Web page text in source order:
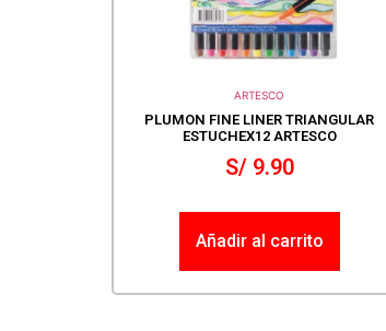
ARTESCO
PLUMON FINE LINER TRIANGULAR
ESTUCHEX12 ARTESCO
S/9.90
Añadir al carrito